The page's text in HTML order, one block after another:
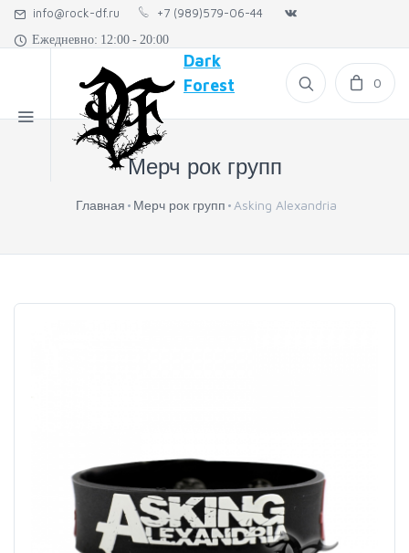
info@rock-df.ru +7 (989)579-06-44
Ежедневно: 12:00 - 20:00
Dark
Forest
0
Мерч рок групп
Главная Мерч рок групп Asking Alexandria